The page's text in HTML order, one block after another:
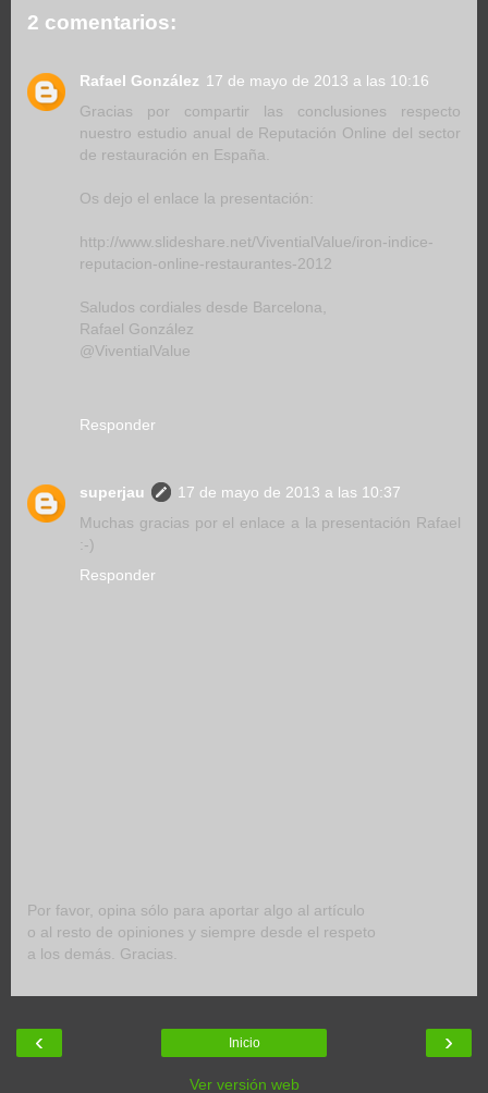
2 comentarios:
Rafael González 17 de mayo de 2013 a las 10:16
Gracias por compartir las conclusiones respecto
nuestro estudio anual de Reputación Online del sector
de restauración en España.
Os dejo el enlace la presentación:
http://www.slideshare.net/ViventialValue/iron-indice-
reputacion-online-restaurantes-2012
Saludos cordiales desde Barcelona,
Rafael González
@ViventialValue
Responder
superjau
17 de mayo de 2013 a las 10:37
Muchas gracias por el enlace a la presentación Rafael
:-)
Responder
Por favor, opina sólo para aportar algo al artículo
o al resto de opiniones y siempre desde el respeto
a los demás. Gracias.
‹ ›
Inicio
Ver versión web